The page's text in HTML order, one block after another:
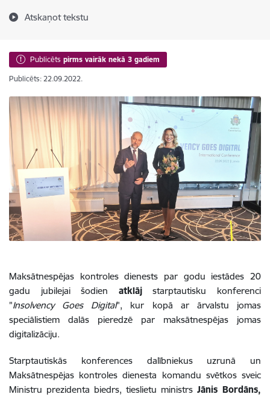
Atskaņot tekstu
Publicēts pirms vairāk nekā 3 gadiem
Publicēts: 22.09.2022.
Maksātnespējas kontroles dienests par godu iestādes 20
gadu jubilejai šodien atklājstarptautisku konferenci
"Insolvency Goes Digital", kur kopā ar ārvalstu jomas
speciālistiem dalās pieredzē par maksātnespējas jomas
digitalizāciju.
Starptautiskās konferences dalībniekus uzrunā un
Maksātnespējas kontroles dienesta komandu svētkos sveic
Ministru prezidenta biedrs, tieslietu ministrs Jānis Bordāns,